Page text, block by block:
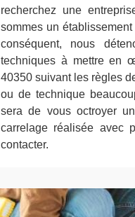
recherchez une
sommes un
conséquent, nous
techniques à mettre en
40350 suivant les règles
ou de technique
sera de vous octroyer
carrelage réalisée avec
contacter.